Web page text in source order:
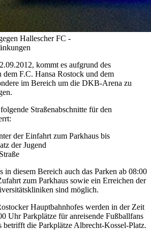
Hallescher FC -
kommt es aufgrund des
dem F.C. Hansa Rostock und dem
im Bereich um die DKB-Arena zu
Straßenabschnitte für den
der Einfahrt zum Parkhaus bis
der Jugend
in diesem Bereich auch das Parken ab 08:00
zum Parkhaus sowie ein Erreichen der
sind möglich.
Hauptbahnhofes werden in der Zeit
Uhr Parkplätze für anreisende Fußballfans
betrifft die Parkplätze Albrecht-Kossel-Platz.